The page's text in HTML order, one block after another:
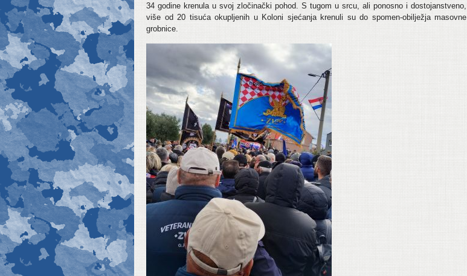
34 godine krenula u svoj zločinački pohod. S tugom u srcu, ali ponosno i dostojanstveno,
više od 20 tisuća okupljenih u Koloni sjećanja krenuli su do spomen-obilježja masovne
grobnice.